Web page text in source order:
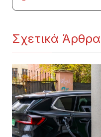
Σχετικά Άρθρα